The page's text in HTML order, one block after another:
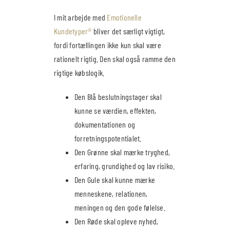
I mit arbejde med Emotionelle
Kundetyper® bliver det særligt vigtigt,
fordi fortællingen ikke kun skal være
rationelt rigtig. Den skal også ramme den
rigtige købslogik.
Den Blå beslutningstager skal
kunne se værdien, effekten,
dokumentationen og
forretningspotentialet.
Den Grønne skal mærke tryghed,
erfaring, grundighed og lav risiko.
Den Gule skal kunne mærke
menneskene, relationen,
meningen og den gode følelse.
Den Røde skal opleve nyhed,